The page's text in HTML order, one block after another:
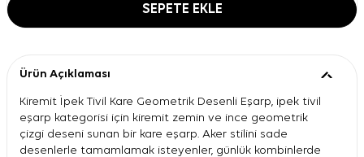
SEPETE EKLE
Ürün Açıklaması
Kiremit İpek Tivil Kare Geometrik Desenli Eşarp, ipek tivil
eşarp kategorisi için kiremit zemin ve ince geometrik
çizgi deseni sunan bir kare eşarp. Aker stilini sade
desenlerle tamamlamak isteyenler, günlük kombinlerde